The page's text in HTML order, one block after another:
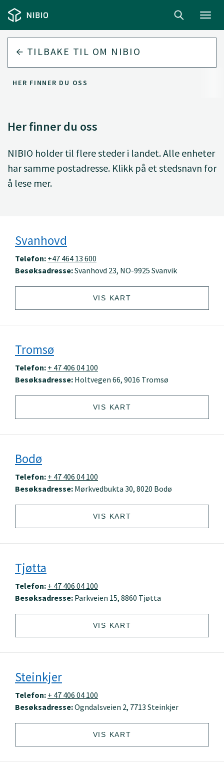
TILBAKE TIL OM NIBIO
HER FINNER DU OSS
Her finner du oss
NIBIO holder til flere steder i landet. Alle enheter
har samme postadresse. Klikk på et stedsnavn for
å lese mer.
Svanhovd
Telefon: +47 464 13 600
Besøksadresse:Svanhovd 23, NO-9925 Svanvik
VIS KART
Tromsø
Telefon: + 47 406 04 100
Besøksadresse: Holtvegen 66, 9016 Tromsø
VIS KART
Bodø
Telefon: + 47 406 04 100
Besøksadresse: Mørkvedbukta 30, 8020 Bodø
VIS KART
Tjøtta
Telefon: + 47 406 04 100
Besøksadresse: Parkveien 15, 8860 Tjøtta
VIS KART
Steinkjer
Telefon: + 47 406 04 100
Besøksadresse:Ogndalsveien 2, 7713 Steinkjer
VIS KART